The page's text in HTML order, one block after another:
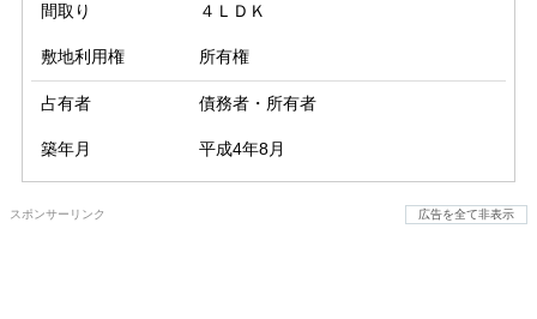
間取り ４ＬＤＫ
敷地利用権 所有権
占有者 債務者・所有者
築年月 平成4年8月
スポンサーリンク 広告を全て非表示